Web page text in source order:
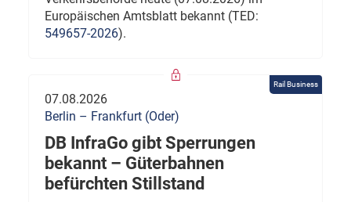
Europäischen Amtsblatt bekannt (TED:
549657-2026).
Rail Business
07.08.2026
Berlin – Frankfurt (Oder)
DB InfraGo gibt Sperrungen
bekannt – Güterbahnen
befürchten Stillstand